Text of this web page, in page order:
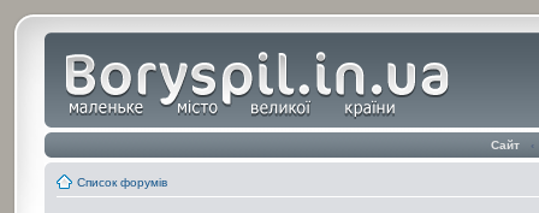
Сайт ‹
Список форумів